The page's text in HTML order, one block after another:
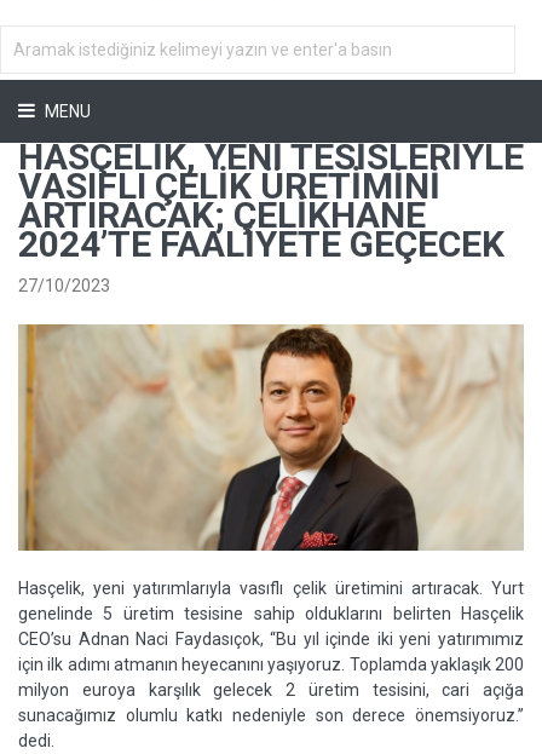
MENU
HASÇELIK, YENI TESISLERIYLE
VASIFLI ÇELIK ÜRETIMINI
ARTIRACAK; ÇELIKHANE
2024’TE FAALIYETE GEÇECEK
27/10/2023
Hasçelik, yeni yatırımlarıyla vasıflı çelik üretimini artıracak. Yurt
genelinde 5 üretim tesisine sahip olduklarını belirten Hasçelik
CEO’su Adnan Naci Faydasıçok, “Bu yıl içinde iki yeni yatırımımız
için ilk adımı atmanın heyecanını yaşıyoruz. Toplamda yaklaşık 200
milyon euroya karşılık gelecek 2 üretim tesisini, cari açığa
sunacağımız olumlu katkı nedeniyle son derece önemsiyoruz.”
dedi.